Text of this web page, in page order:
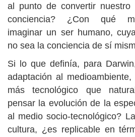
al punto de convertir nuestro
conciencia? ¿Con qué
imaginar un ser humano,
no sea la conciencia de sí
Si lo que definía, para
adaptación al
más tecnológico que
pensar la evolución de la
al medio socio-tecnológico?
cultura, ¿es replicable en